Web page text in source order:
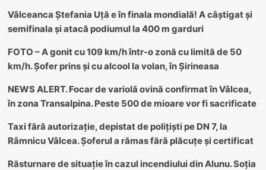
Vâlceanca Ștefania Uță e în finala mondială! A câștigat și
semifinala și atacă podiumul la 400 m garduri
FOTO – A gonit cu 109 km/h într-o zonă cu limită de 50
km/h. Șofer prins și cu alcool la volan, în Șirineasa
NEWS ALERT. Focar de variolă ovină confirmat în Vâlcea,
în zona Transalpina. Peste 500 de mioare vor fi sacrificate
Taxi fără autorizație, depistat de polițiști pe DN 7, la
Râmnicu Vâlcea. Șoferul a rămas fără plăcuțe și certificat
Răsturnare de situație în cazul incendiului din Alunu. Soția